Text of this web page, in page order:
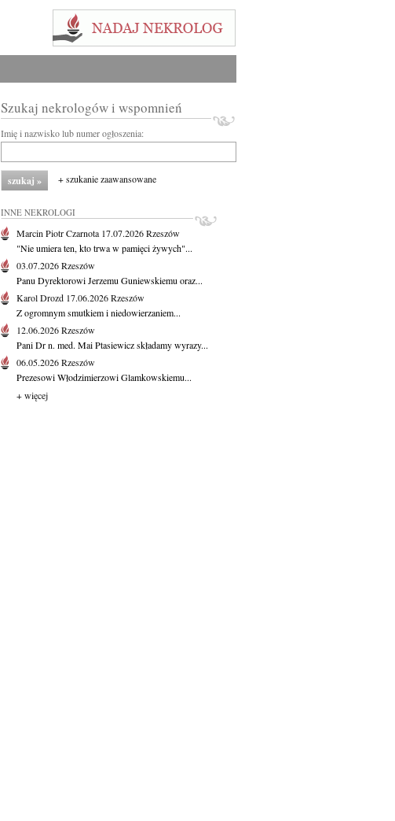
Szukaj nekrologów i wspomnień
Imię i nazwisko lub numer ogłoszenia:
+ szukanie zaawansowane
INNE NEKROLOGI
Marcin Piotr Czarnota 17.07.2026Rzeszów
"Nie umiera ten, kto trwa w pamięci żywych"...
03.07.2026Rzeszów
Panu Dyrektorowi Jerzemu Guniewskiemu oraz...
Karol Drozd 17.06.2026Rzeszów
Z ogromnym smutkiem i niedowierzaniem...
12.06.2026Rzeszów
Pani Dr n. med. Mai Ptasiewicz składamy wyrazy...
06.05.2026Rzeszów
Prezesowi Włodzimierzowi Glamkowskiemu...
+ więcej